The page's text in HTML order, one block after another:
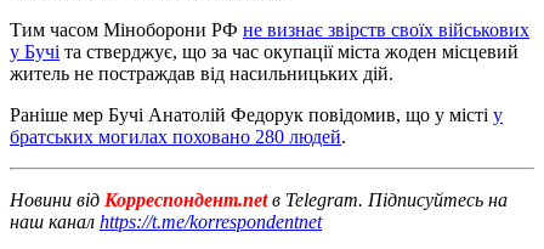
Тим часом Міноборони РФ не визнає звірств своїх військових
у Бучі та стверджує, що за час окупації міста жоден місцевий
житель не постраждав від насильницьких дій.
Раніше мер Бучі Анатолій Федорук повідомив, що у місті у
братських могилах поховано 280 людей.
Новини від Корреспондент.netв Telegram. Підписуйтесь на
наш канал https://t.me/korrespondentnet